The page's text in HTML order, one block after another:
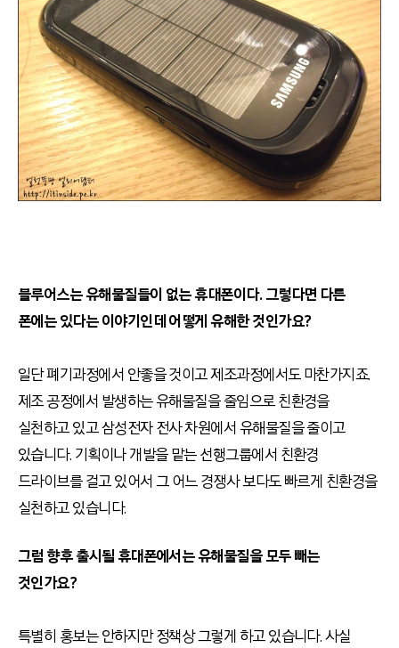
블루어스는 유해물질들이 없는 휴대폰이다. 그렇다면 다른
폰에는 있다는 이야기인데 어떻게 유해한 것인가요?
일단 폐기과정에서 안좋을 것이고 제조과정에서도 마찬가지죠.
제조 공정에서 발생하는 유해물질을 줄임으로 친환경을
실천하고 있고 삼성전자 전사 차원에서 유해물질을 줄이고
있습니다. 기획이나 개발을 맡는 선행그룹에서 친환경
드라이브를 걸고 있어서 그 어느 경쟁사 보다도 빠르게 친환경을
실천하고 있습니다.
그럼 향후 출시될 휴대폰에서는 유해물질을 모두 빼는
것인가요?
특별히 홍보는 안하지만 정책상 그렇게 하고 있습니다. 사실